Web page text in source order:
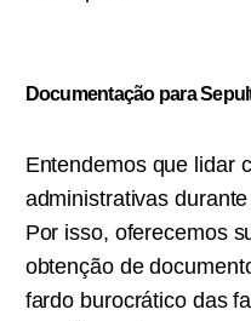
Documentação para
Entendemos que lidar
administrativas
Por isso, oferecemos
obtenção de
fardo burocrático das